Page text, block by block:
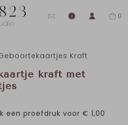
0
Kraft
kraft met
een proefdruk voor € 1,00